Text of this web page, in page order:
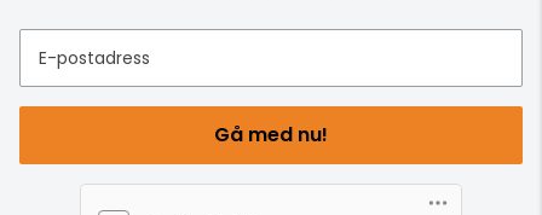
E-postadress
Gå med nu!